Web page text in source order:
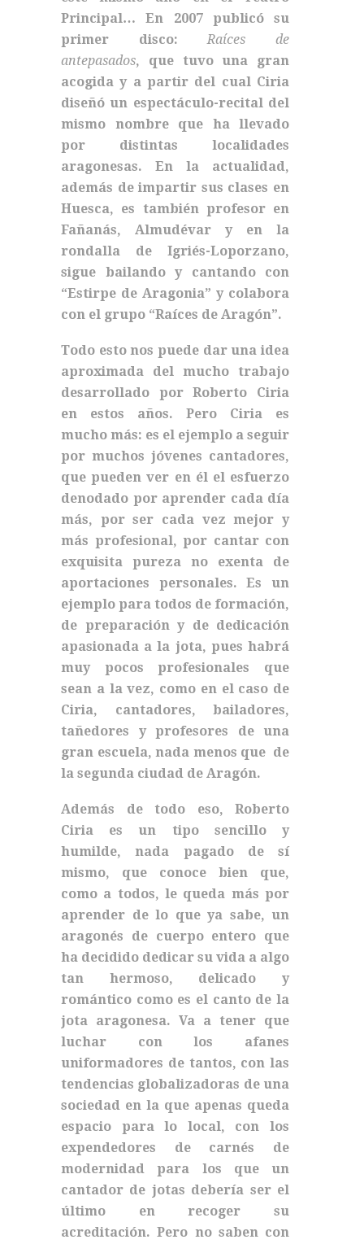
Principal… En 2007 publicó su
primer disco: Raíces de
antepasados, que tuvo una gran
acogida y a partir del cual Ciria
diseñó un espectáculo-recital del
mismo nombre que ha llevado
por distintas localidades
aragonesas. En la actualidad,
además de impartir sus clases en
Huesca, es también profesor en
Fañanás, Almudévar y en la
rondalla de Igriés-Loporzano,
sigue bailando y cantando con
“Estirpe de Aragonia” y colabora
con el grupo “Raíces de Aragón”.
Todo esto nos puede dar una idea
aproximada del mucho trabajo
desarrollado por Roberto Ciria
en estos años. Pero Ciria es
mucho más: es el ejemplo a seguir
por muchos jóvenes cantadores,
que pueden ver en él el esfuerzo
denodado por aprender cada día
más, por ser cada vez mejor y
más profesional, por cantar con
exquisita pureza no exenta de
aportaciones personales. Es un
ejemplo para todos de formación,
de preparación y de dedicación
apasionada a la jota, pues habrá
muy pocos profesionales que
sean a la vez, como en el caso de
Ciria, cantadores, bailadores,
tañedores y profesores de una
gran escuela, nada menos que de
la segunda ciudad de Aragón.
Además de todo eso, Roberto
Ciria es un tipo sencillo y
humilde, nada pagado de sí
mismo, que conoce bien que,
como a todos, le queda más por
aprender de lo que ya sabe, un
aragonés de cuerpo entero que
ha decidido dedicar su vida a algo
tan hermoso, delicado y
romántico como es el canto de la
jota aragonesa. Va a tener que
luchar con los afanes
uniformadores de tantos, con las
tendencias globalizadoras de una
sociedad en la que apenas queda
espacio para lo local, con los
expendedores de carnés de
modernidad para los que un
cantador de jotas debería ser el
último en recoger su
acreditación. Pero no saben con